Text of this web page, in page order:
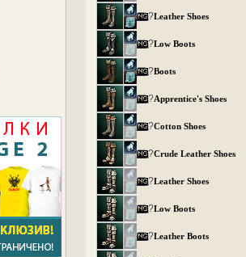
?Leather Shoes
?Low Boots
?Boots
?Apprentice's Shoes
?Cotton Shoes
?Crude Leather Shoes
?Leather Shoes
?Low Boots
?Leather Boots